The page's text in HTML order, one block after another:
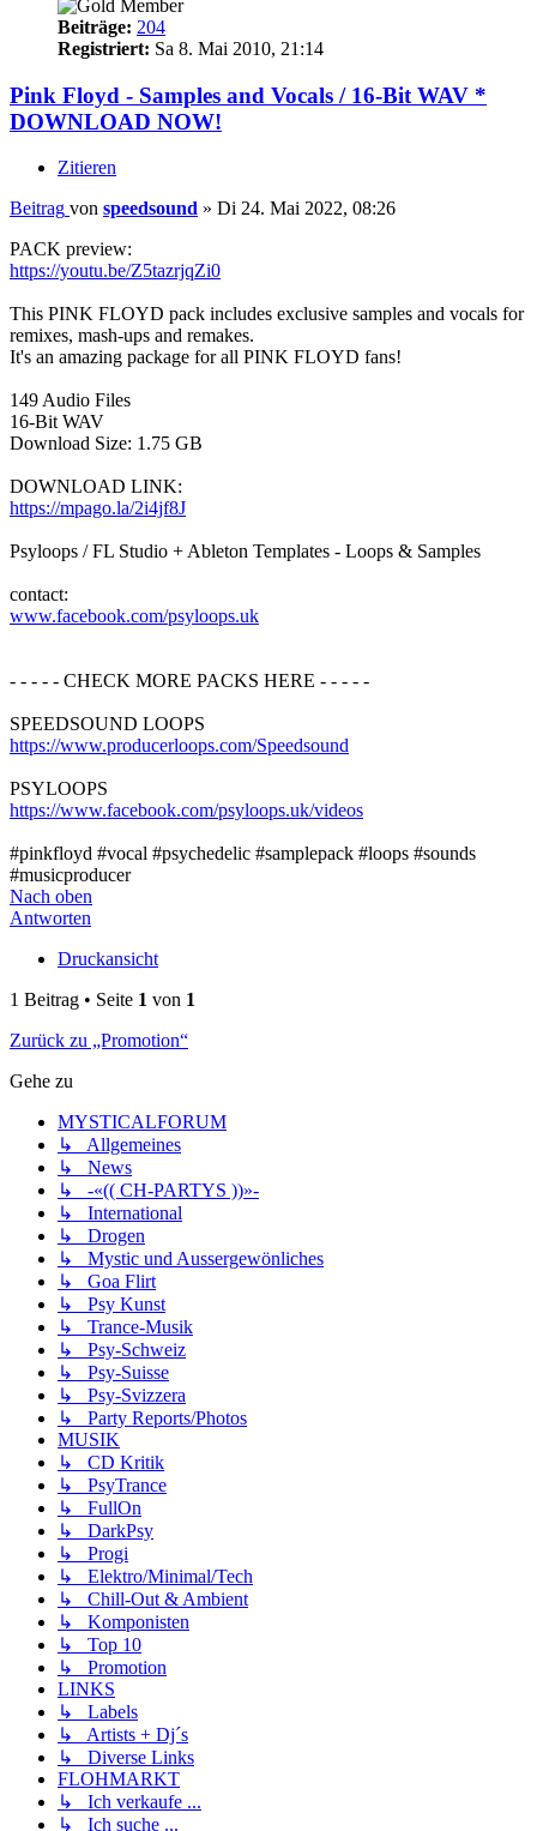
Beiträge: 204
Registriert: Sa 8. Mai 2010, 21:14
Pink Floyd - Samples and Vocals / 16-Bit WAV *
DOWNLOAD NOW!
Zitieren
Beitrag von speedsound » Di 24. Mai 2022, 08:26
PACK preview:
https://youtu.be/Z5tazrjqZi0
This PINK FLOYD pack includes exclusive samples and vocals for
remixes, mash-ups and remakes.
It's an amazing package for all PINK FLOYD fans!
149 Audio Files
16-Bit WAV
Download Size: 1.75 GB
DOWNLOAD LINK:
https://mpago.la/2i4jf8J
Psyloops / FL Studio + Ableton Templates - Loops & Samples
contact:
www.facebook.com/psyloops.uk
- - - - - CHECK MORE PACKS HERE - - - - -
SPEEDSOUND LOOPS
https://www.producerloops.com/Speedsound
PSYLOOPS
https://www.facebook.com/psyloops.uk/videos
#pinkfloyd #vocal #psychedelic #samplepack #loops #sounds
#musicproducer
Nach oben
Antworten
Druckansicht
1 Beitrag • Seite 1 von 1
Zurück zu „Promotion“
Gehe zu
MYSTICALFORUM
↳ Allgemeines
↳ News
↳ -«(( CH-PARTYS ))»-
↳ International
↳ Drogen
↳ Mystic und Aussergewönliches
↳ Goa Flirt
↳ Psy Kunst
↳ Trance-Musik
↳ Psy-Schweiz
↳ Psy-Suisse
↳ Psy-Svizzera
↳ Party Reports/Photos
MUSIK
↳ CD Kritik
↳ PsyTrance
↳ FullOn
↳ DarkPsy
↳ Progi
↳ Elektro/Minimal/Tech
↳ Chill-Out & Ambient
↳ Komponisten
↳ Top 10
↳ Promotion
LINKS
↳ Labels
↳ Artists + Dj´s
↳ Diverse Links
FLOHMARKT
↳ Ich verkaufe ...
↳ Ich suche ...